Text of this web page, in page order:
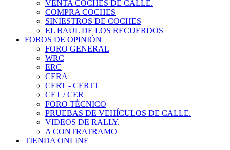
SINIESTROS DE COCHES
EL BAÚL DE LOS RECUERDOS
FOROS DE OPINIÓN
FORO GENERAL
WRC
ERC
CERA
CERT - CERTT
CET / CER
FORO TÉCNICO
PRUEBAS DE VEHÍCULOS DE CALLE.
VIDEOS DE RALLY.
A CONTRATRAMO
TIENDA ONLINE
NUEVO ANUNCIO